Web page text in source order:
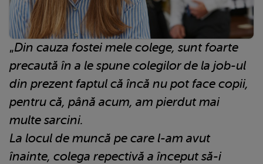
„Din cauza fostei mele colege, sunt foarte
precaută în a le spune colegilor de la job-ul
din prezent faptul că încă nu pot face copii,
pentru că, până acum, am pierdut mai
multe sarcini.
La locul de muncă pe care l-am avut
înainte, colega repectivă a început să-i